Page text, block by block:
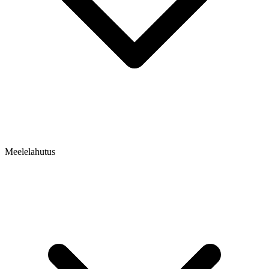
Meelelahutus